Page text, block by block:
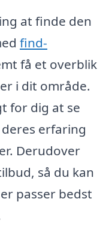
at finde den
find-
få et overblik
i dit område.
for dig at se
erfaring
Derudover
så du kan
passer bedst